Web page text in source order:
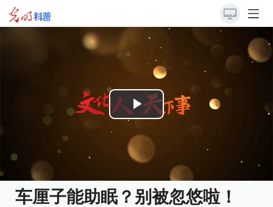
Play
Video
车厘子能助眠？别被忽悠啦！